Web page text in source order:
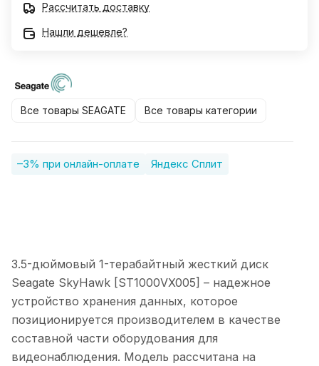
Рассчитать доставку
Нашли дешевле?
Все товары SEAGATE Все товары категории
–3% при онлайн-оплате Яндекс Сплит
3.5-дюймовый 1-терабайтный жесткий диск
Seagate SkyHawk [ST1000VX005] – надежное
устройство хранения данных, которое
позиционируется производителем в качестве
составной части оборудования для
видеонаблюдения. Модель рассчитана на